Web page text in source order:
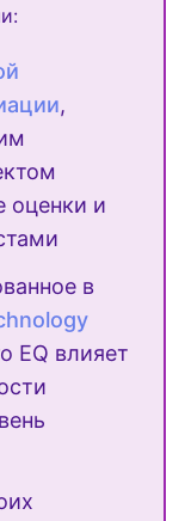
,
оценки и
в
EQ влияет